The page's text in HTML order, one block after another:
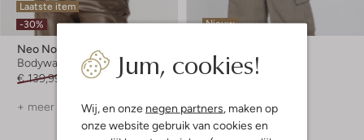
Jum, cookies!
Wij, en onze negen partners, maken op
onze website gebruik van cookies en
Laatste item
-30%
Neo Noir
Bodywarmer
€ 139,99
€ 97,99
+ meer kleuren
Nieuw
Bodywarmer
€ 79,99
+ meer kleuren